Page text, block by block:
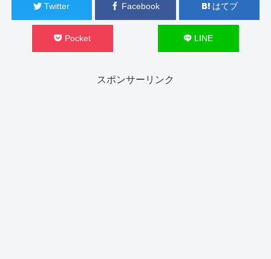
Twitter Facebook はてブ
Pocket LINE
スポンサーリンク